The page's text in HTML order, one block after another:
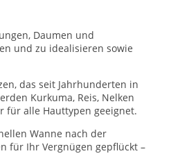
Daumen und
und zu idealisieren sowie
das seit Jahrhunderten in
Kurkuma, Reis, Nelken
für alle Hauttypen geeignet.
Wanne nach der
für Ihr Vergnügen gepflückt –